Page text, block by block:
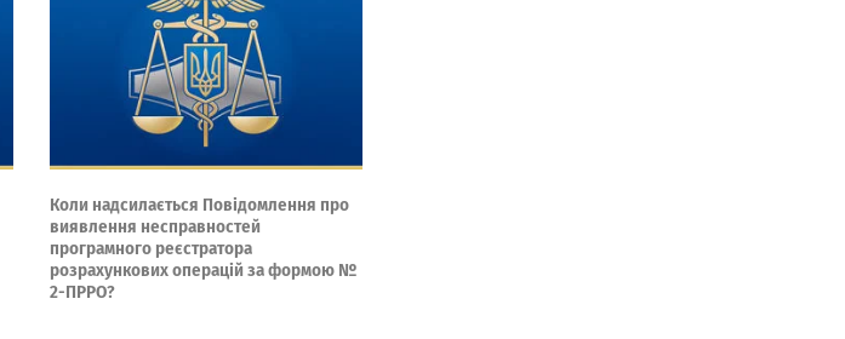
Коли надсилається Повідомлення про
виявлення несправностей
програмного реєстратора
розрахункових операцій за формою №
2-ПРРО?